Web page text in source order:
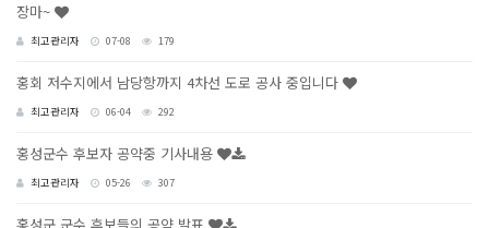
장마~
최고관리자 07-08 179
홍회 저수지에서 남당항까지 4차선 도로 공사 중입니다
최고관리자 06-04 292
홍성군수 후보자 공약중 기사내용
최고관리자 05-26 307